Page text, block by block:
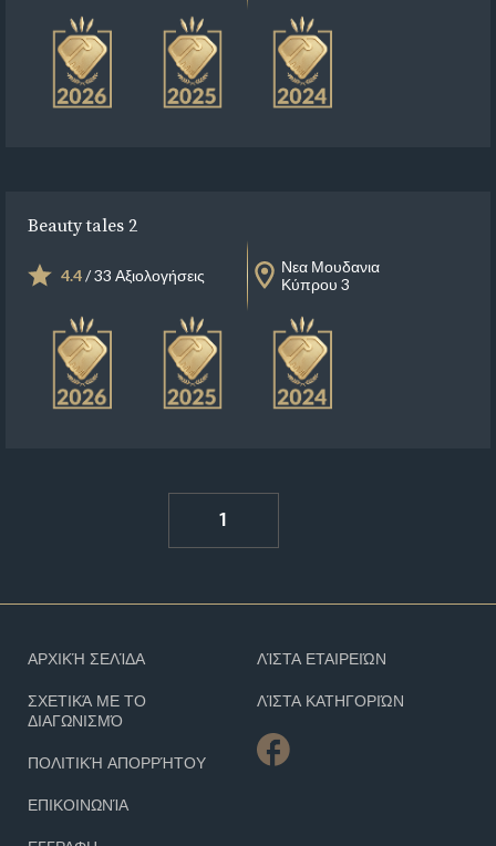
Beauty tales 2
4.4/ 33 Αξιολογήσεις
Νεα Μουδανια
Κύπρου 3
1
ΑΡΧΙΚΉ ΣΕΛΊΔΑ
ΣΧΕΤΙΚΆ ΜΕ ΤΟ
ΔΙΑΓΩΝΙΣΜΌ
ΠΟΛΙΤΙΚΉ ΑΠΟΡΡΉΤΟΥ
ΕΠΙΚΟΙΝΩΝΊΑ
ΛΊΣΤΑ ΕΤΑΙΡΕΙΏΝ
ΛΊΣΤΑ ΚΑΤΗΓΟΡΙΏΝ